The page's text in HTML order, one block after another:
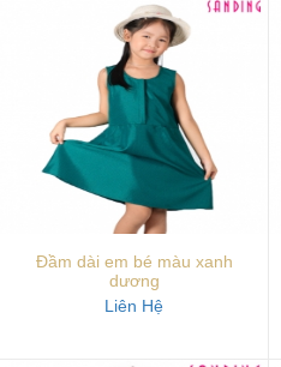
Đầm dài em bé màu xanh
dương
Liên Hệ